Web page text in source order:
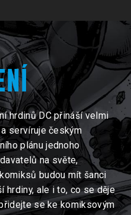
hrdinů DC přináší velmi
servíruje českým
plánu jednoho
na světe,
budou mít šanci
hrdiny, ale i to, co se děje
se ke komiksovým